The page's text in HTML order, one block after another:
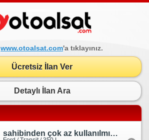
www.otoalsat.com'a tıklayınız.
Ücretsiz İlan Ver
Detaylı İlan Ara
sahibinden çok az kullanılmış orjinal ford transit